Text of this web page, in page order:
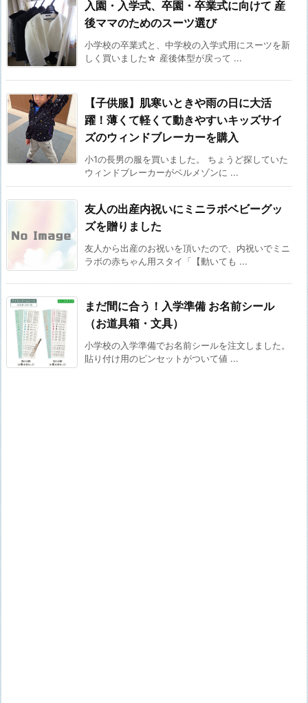
入園・入学式、卒園・卒業式に向けて 産
後ママのためのスーツ選び
小学校の卒業式と、中学校の入学式用にスーツを新
しく買いました☆ 産後体型が戻って ...
【子供服】肌寒いときや雨の日に大活
躍！薄くて軽くて動きやすいキッズサイ
ズのウィンドブレーカーを購入
小1の長男の服を買いました。 ちょうど探していた
ウィンドブレーカーがベルメゾンに ...
友人の出産内祝いにミニラボベビーグッ
ズを贈りました
友人から出産のお祝いを頂いたので、内祝いでミニ
ラボの赤ちゃん用スタイ「【動いても ...
まだ間に合う！入学準備 お名前シール
（お道具箱・文具）
小学校の入学準備でお名前シールを注文しました。
貼り付け用のピンセットがついて値 ...